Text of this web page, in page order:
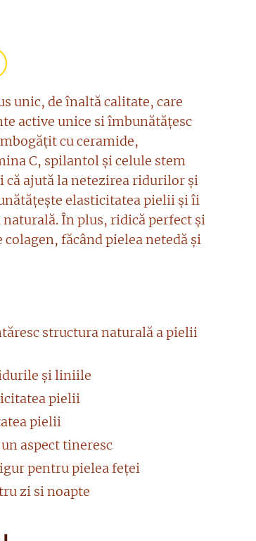
unic, de înaltă calitate, care
active unice si îmbunătățesc
cu ceramide,
C, spilantol și celule stem
că ajută la netezirea ridurilor și
elasticitatea pielii și îi
În plus, ridică perfect și
colagen, făcând pielea netedă și
structura naturală a pielii
și liniile
pielii
pielii
aspect tineresc
pentru pielea feței
zi si noapte